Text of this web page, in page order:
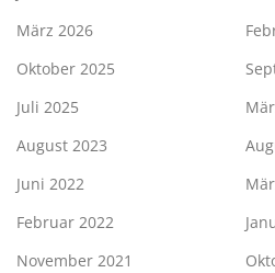
März 2026
Oktober 2025
Juli 2025
August 2023
Juni 2022
Februar 2022
November 2021